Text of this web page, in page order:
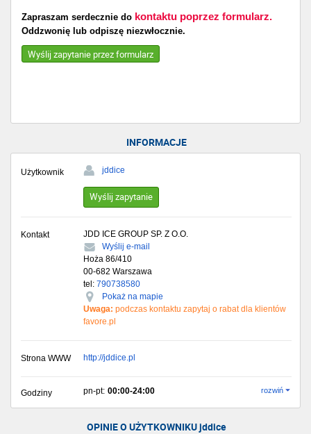
Zapraszam serdecznie do kontaktu poprzez formularz.
Oddzwonię lub odpiszę niezwłocznie.
Wyślij zapytanie przez formularz
INFORMACJE
Użytkownik jddice
Wyślij zapytanie
Kontakt
JDD ICE GROUP SP. Z O.O.
Wyślij e-mail
Hoża 86/410
00-682 Warszawa
tel: 790738580
Pokaż na mapie
Uwaga: podczas kontaktu zapytaj o rabat dla klientów
favore.pl
Strona WWW http://jddice.pl
Godziny pn-pt: 00:00-24:00 rozwiń
OPINIE O UŻYTKOWNIKU jddice